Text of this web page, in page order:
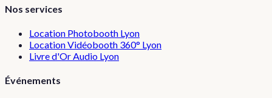
Nos services
Location Photobooth Lyon
Location Vidéobooth 360° Lyon
Livre d'Or Audio Lyon
Événements